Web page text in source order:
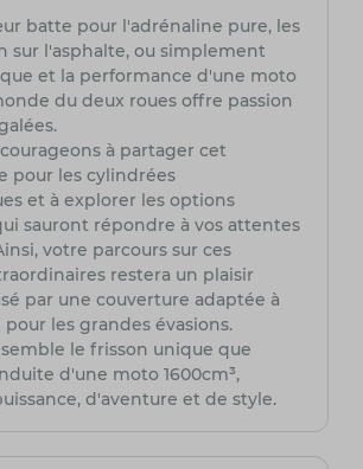
batte pour l'adrénaline pure, les
sur l'asphalte, ou simplement
et la performance d'une moto
du deux roues offre passion
à partager cet
pour les cylindrées
et à explorer les options
sauront répondre à vos attentes
votre parcours sur ces
restera un plaisir
par une couverture adaptée à
les grandes évasions.
le frisson unique que
d'une moto 1600cm³,
d'aventure et de style.